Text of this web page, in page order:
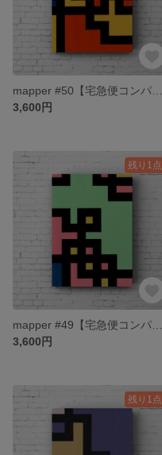
3,600円
残り1点
3,600円
残り1点